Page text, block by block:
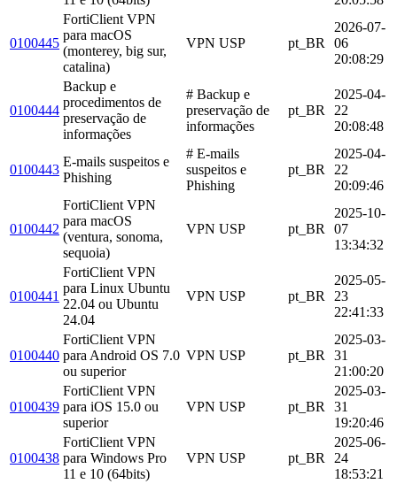
0100445
FortiClient VPN
para macOS
(monterey, big sur,
catalina)
VPN USP pt_BR
2026-07-
06
20:08:29
0100444
Backup e
procedimentos de
preservação de
informações
# Backup e
preservação de
informações
pt_BR
2025-04-
22
20:08:48
0100443
E-mails suspeitos e
Phishing
# E-mails
suspeitos e
Phishing
pt_BR
2025-04-
22
20:09:46
0100442
FortiClient VPN
para macOS
(ventura, sonoma,
sequoia)
VPN USP pt_BR
2025-10-
07
13:34:32
0100441
FortiClient VPN
para Linux Ubuntu
22.04 ou Ubuntu
24.04
VPN USP pt_BR
2025-05-
23
22:41:33
0100440
FortiClient VPN
para Android OS 7.0
ou superior
VPN USP pt_BR
2025-03-
31
21:00:20
0100439
FortiClient VPN
para iOS 15.0 ou
superior
VPN USP pt_BR
2025-03-
31
19:20:46
0100438
FortiClient VPN
para Windows Pro
11 e 10 (64bits)
VPN USP pt_BR
2025-06-
24
18:53:21